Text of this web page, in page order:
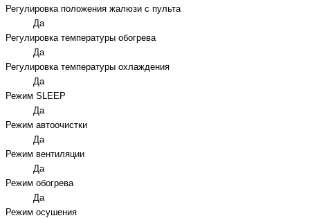
Регулировка положения жалюзи с пульта
Да
Регулировка температуры обогрева
Да
Регулировка температуры охлаждения
Да
Режим SLEEP
Да
Режим автоочистки
Да
Режим вентиляции
Да
Режим обогрева
Да
Режим осушения